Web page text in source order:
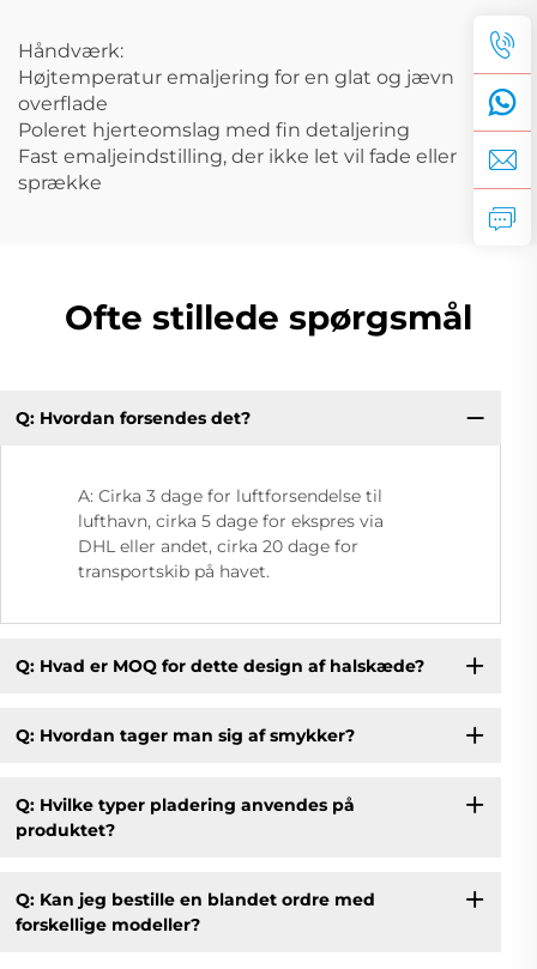
Håndværk:
Højtemperatur emaljering for en glat og jævn
overflade
Poleret hjerteomslag med fin detaljering
Fast emaljeindstilling, der ikke let vil fade eller
sprække
Ofte stillede spørgsmål
Q: Hvordan forsendes det?
A: Cirka 3 dage for luftforsendelse til
lufthavn, cirka 5 dage for ekspres via
DHL eller andet, cirka 20 dage for
transportskib på havet.
Q: Hvad er MOQ for dette design af halskæde?
Q: Hvordan tager man sig af smykker?
Q: Hvilke typer pladering anvendes på
produktet?
Q: Kan jeg bestille en blandet ordre med
forskellige modeller?